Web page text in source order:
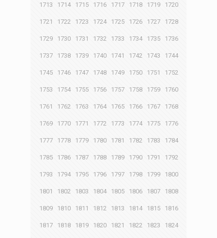
1713 1714 1715 1716 1717 1718 1719 1720
1721 1722 1723 1724 1725 1726 1727 1728
1729 1730 1731 1732 1733 1734 1735 1736
1737 1738 1739 1740 1741 1742 1743 1744
1745 1746 1747 1748 1749 1750 1751 1752
1753 1754 1755 1756 1757 1758 1759 1760
1761 1762 1763 1764 1765 1766 1767 1768
1769 1770 1771 1772 1773 1774 1775 1776
1777 1778 1779 1780 1781 1782 1783 1784
1785 1786 1787 1788 1789 1790 1791 1792
1793 1794 1795 1796 1797 1798 1799 1800
1801 1802 1803 1804 1805 1806 1807 1808
1809 1810 1811 1812 1813 1814 1815 1816
1817 1818 1819 1820 1821 1822 1823 1824